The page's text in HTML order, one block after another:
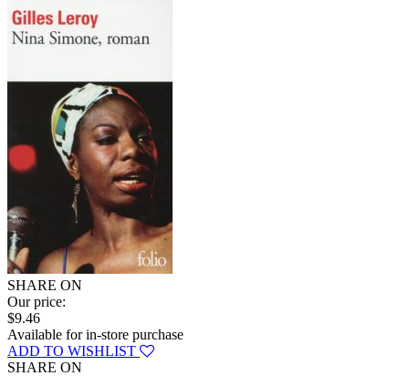
SHARE ON
Our price:
$9.46
Available for in-store purchase
ADD TO WISHLIST
SHARE ON